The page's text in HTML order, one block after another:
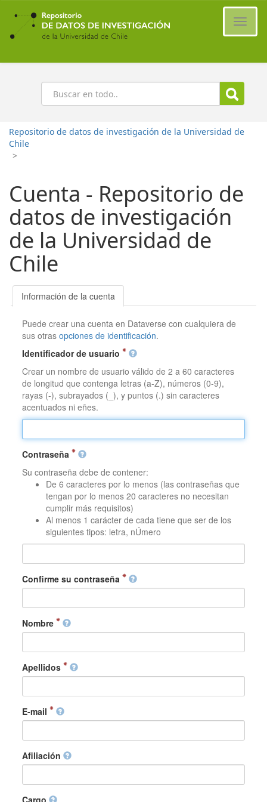
Ir
contenido
principal
Buscar
Repositorio de datos de investigación de la Universidad de
Chile
>
Cuenta - Repositorio de
datos de investigación
de la Universidad de
Chile
Información de la cuenta
Puede crear una cuenta en Dataverse con cualquiera de
sus otrasopciones de identificación.
Identificador de usuario
Crear un nombre de usuario válido de 2 a 60 caracteres
de longitud que contenga letras (a-Z), números (0-9),
rayas (-), subrayados (_), y puntos (.) sin caracteres
acentuados ni eñes.
Contraseña
Su contraseña debe de contener:
De 6 caracteres por lo menos (las contraseñas que
tengan por lo menos 20 caracteres no necesitan
cumplir más requisitos)
Al menos 1 carácter de cada tiene que ser de los
siguientes tipos: letra, nÚmero
Confirme su contraseña
Nombre
Apellidos
E-mail
Afiliación
Cargo